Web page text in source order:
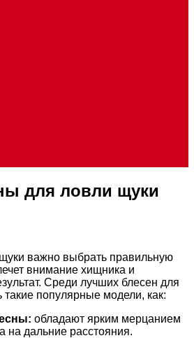
для ловли щуки
важно выбрать правильную
внимание хищника и
Среди лучших блесен для
популярные модели, как:
обладают ярким мерцанием
на дальние расстояния.